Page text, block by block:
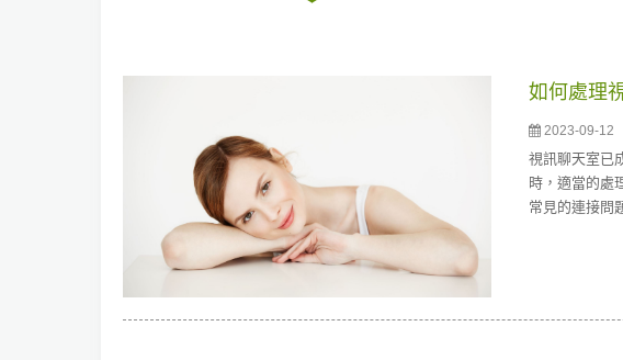
如何處理
2023-09-12
視訊聊天室已
時，適當的處
常見的連接問